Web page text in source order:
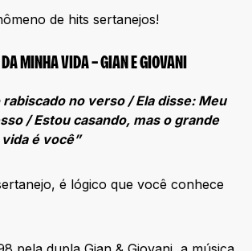
de hits sertanejos!
MINHA VIDA – GIAN E GIOVANI
rabiscado no verso / Ela disse: Meu
/ Estou casando, mas o grande
é você”
é lógico que você conhece